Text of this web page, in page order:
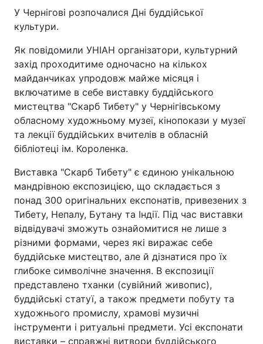
У Чернігові розпочалися Дні буддійської
культури.
Як повідомили УНІАН організатори, культурний
захід проходитиме одночасно на кількох
майданчиках упродовж майже місяця і
включатиме в себе виставку буддійського
мистецтва "Скарб Тибету" у Чернігівському
обласному художньому музеї, кінопокази у музеї
та лекції буддійських вчителів в обласній
бібліотеці ім. Короленка.
Виставка "Скарб Тибету" є єдиною унікальною
мандрівною експозицією, що складається з
понад 300 оригінальних експонатів, привезених з
Тибету, Непалу, Бутану та Індії. Під час виставки
відвідувачі зможуть ознайомитися не лише з
різними формами, через які виражає себе
буддійське мистецтво, але й дізнатися про їх
глибоке символічне значення. В експозиції
представлено тханки (сувійний живопис),
буддійські статуї, а також предмети побуту та
художнього промислу, храмові музичні
інструменти і ритуальні предмети. Усі експонати
виставки – справжні витвори буддійського